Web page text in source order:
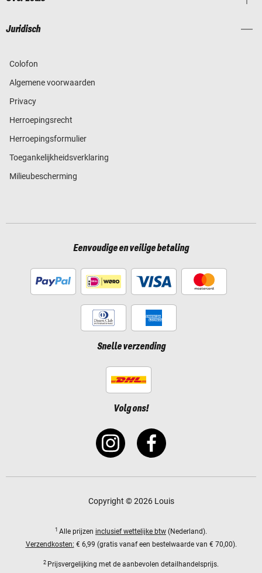
Juridisch
Colofon
Algemene voorwaarden
Privacy
Herroepingsrecht
Herroepingsformulier
Toegankelijkheidsverklaring
Milieubescherming
Eenvoudige en veilige betaling
Snelle verzending
Volg ons!
Copyright © 2026 Louis
1 Alle prijzen inclusief wettelijke btw (Nederland).
Verzendkosten: € 6,99 (gratis vanaf een bestelwaarde van € 70,00).
2 Prijsvergelijking met de aanbevolen detailhandelsprijs.